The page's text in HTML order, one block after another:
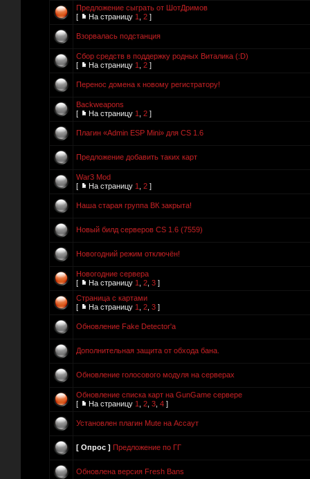
Предложение сыграть от ШотДримов
[
На страницу 1 2 ]
Взорвалась подстанция
Сбор средств в поддержку родных Виталика (:D)
[
На страницу 1 2 ]
Перенос домена к новому регистратору!
Backweapons
[
На страницу 1 2 ]
Плагин «Admin ESP Mini» для CS 1.6
Предложение добавить таких карт
War3 Mod
[
На страницу 1 2 ]
Наша старая группа ВК закрыта!
Новый билд серверов CS 1.6 (7559)
Новогодний режим отключён!
Новогодние сервера
[
На страницу 1 2 3 ]
Страница с картами
[
На страницу 1 2 3 ]
Обновление Fake Detector'a
Дополнительная защита от обхода бана.
Обновление голосового модуля на серверах
Обновление списка карт на GunGame сервере
[
На страницу 1 2 3 4 ]
Установлен плагин Mute на Ассаут
[ Опрос ] Предложение по ГГ
Обновлена версия Fresh Bans